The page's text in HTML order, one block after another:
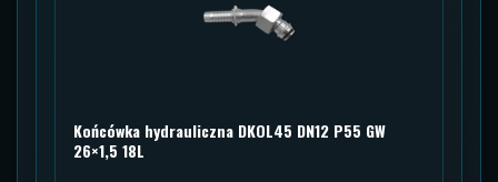
Końcówka hydrauliczna DKOL45 DN12 P55 GW
26×1,5 18L